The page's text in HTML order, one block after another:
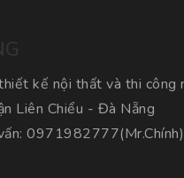
kế nội thất và thi công
Liên Chiểu - Đà Nẵng
0971982777(Mr.Chính)